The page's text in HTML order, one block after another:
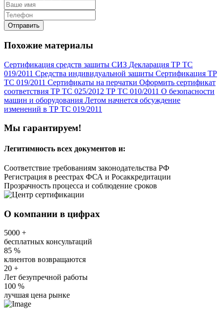
Отправить
Похожие материалы
Сертификация средств защиты СИЗ Декларация ТР ТС
019/2011 Средства индивидуальной защиты Сертификация ТР
ТС 019/2011 Сертификаты на перчатки Оформить сертификат
соответствия ТР ТС 025/2012 ТР ТС 010/2011 О безопасности
машин и оборудования Летом начнется обсуждение
изменений в ТР ТС 019/2011
Мы гарантируем!
Легитимность всех документов и:
Соответствие требованиям законодательства РФ
Регистрация в реестрах ФСА и Росаккредитации
Прозрачность процесса и соблюдение сроков
О компании в цифрах
5000 +
бесплатных консультаций
85 %
клиентов возвращаются
20 +
Лет безупречной работы
100 %
лучшая цена рынке